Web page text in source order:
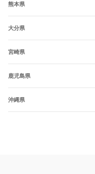
熊本県
大分県
宮崎県
鹿児島県
沖縄県